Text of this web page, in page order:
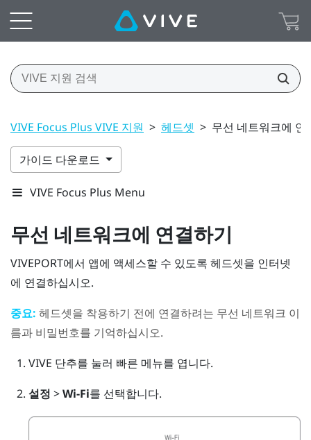
VIVE Focus Plus VIVE 지원 > 헤드셋 > 무선 네트워크에 연
가이드 다운로드
VIVE Focus Plus Menu
무선 네트워크에 연결하기
VIVEPORT에서 앱에 액세스할 수 있도록 헤드셋을 인터넷
에 연결하십시오.
중요: 헤드셋을 착용하기 전에 연결하려는 무선 네트워크 이
름과 비밀번호를 기억하십시오.
VIVE 단추를 눌러 빠른 메뉴를 엽니다.
설정 >Wi-Fi를 선택합니다.